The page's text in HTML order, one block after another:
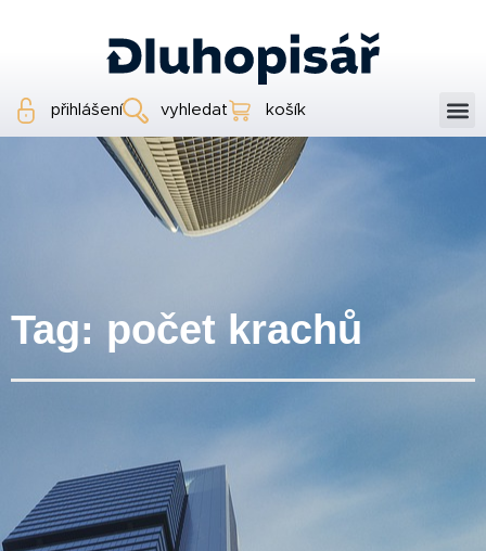
přihlášení vyhledat košík
Tag: počet krachů